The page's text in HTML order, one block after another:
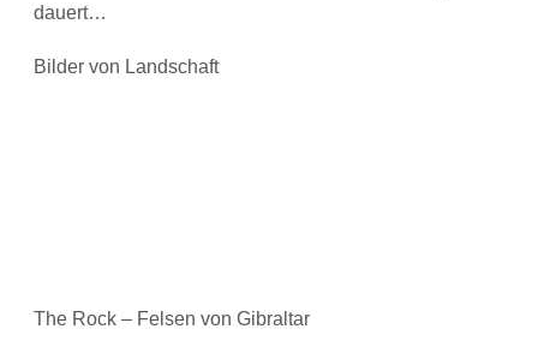
dauert…
Bilder von Landschaft
The Rock – Felsen von Gibraltar